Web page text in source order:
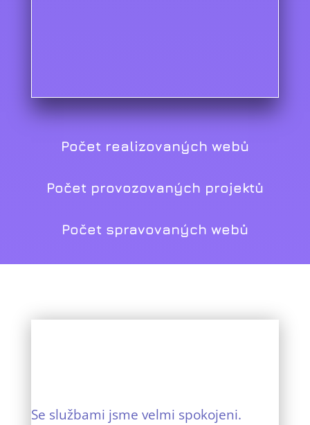
Počet realizovaných webů
Počet provozovaných projektů
Počet spravovaných webů
Se službami jsme velmi spokojeni.